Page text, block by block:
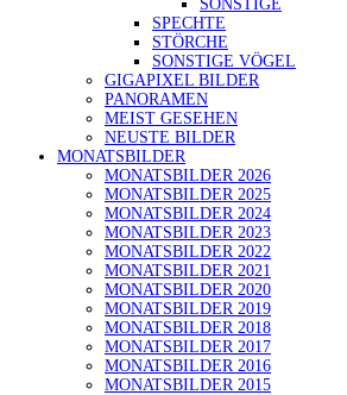
SONSTIGE
SPECHTE
STÖRCHE
SONSTIGE VÖGEL
GIGAPIXEL BILDER
PANORAMEN
MEIST GESEHEN
NEUSTE BILDER
MONATSBILDER
MONATSBILDER 2026
MONATSBILDER 2025
MONATSBILDER 2024
MONATSBILDER 2023
MONATSBILDER 2022
MONATSBILDER 2021
MONATSBILDER 2020
MONATSBILDER 2019
MONATSBILDER 2018
MONATSBILDER 2017
MONATSBILDER 2016
MONATSBILDER 2015